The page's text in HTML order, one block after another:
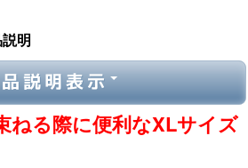
明
説明表示
ねる際に便利なXLサイズ